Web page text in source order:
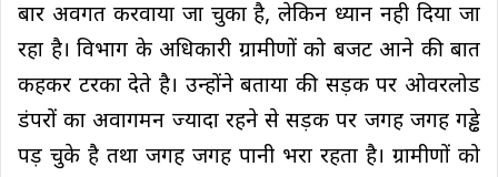
बार अवगत करवाया जा चुका है, लेकिन ध्यान नही दिया जा
रहा है। विभाग के अधिकारी ग्रामीणों को बजट आने की बात
कहकर टरका देते है। उन्होंने बताया की सड़क पर ओवरलोड
डंपरों का अवागमन ज्यादा रहने से सड़क पर जगह जगह गड्ढे
पड़ चुके है तथा जगह जगह पानी भरा रहता है। ग्रामीणों को